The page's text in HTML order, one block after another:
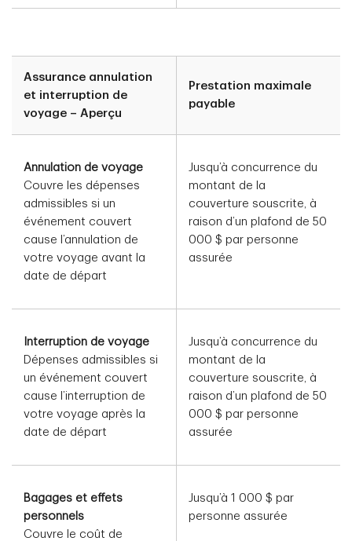
Assurance annulation
et interruption de
voyage – Aperçu
Prestation maximale
payable
Annulation de voyage
Couvre les dépenses
admissibles si un
événement couvert
cause l’annulation de
votre voyage avant la
date de départ
Jusqu’à concurrence du
montant de la
couverture souscrite, à
raison d’un plafond de 50
000 $ par personne
assurée
Interruption de voyage
Dépenses admissibles si
un événement couvert
cause l’interruption de
votre voyage après la
date de départ
Jusqu’à concurrence du
montant de la
couverture souscrite, à
raison d’un plafond de 50
000 $ par personne
assurée
Bagages et effets
personnels
Couvre le coût de
Jusqu’à 1 000 $ par
personne assurée